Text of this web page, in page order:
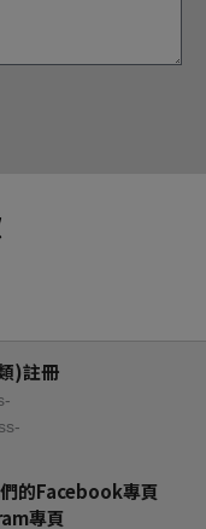
的Facebook專頁
專頁
)註冊